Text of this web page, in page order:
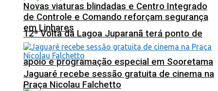
12ª Volta da Lagoa Juparanã terá ponto de
apoio e programação especial em Sooretama
Novas viaturas blindadas e Centro Integrado
de Controle e Comando reforçam segurança
em Linhares
Jaguaré recebe sessão gratuita de cinema na
Praça Nicolau Falchetto